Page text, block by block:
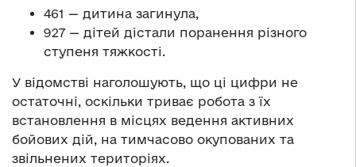
461 — дитина загинула,
927 — дітей дістали поранення різного
ступеня тяжкості.
У відомстві наголошують, що ці цифри не
остаточні, оскільки триває робота з їх
встановлення в місцях ведення активних
бойових дій, на тимчасово окупованих та
звільнених територіях.